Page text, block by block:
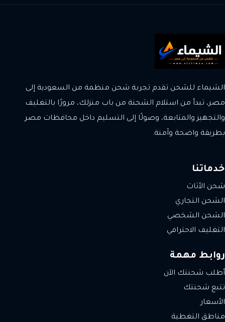
الشيماء للشحن تقدم تجربة شحن منظمة من السعودية إلى
مصر، تبدأ من استلام الشحنة من باب منزلك، مرورًا بالتغليف
والتجهيز والمتابعة، وصولًا إلى التسليم داخل محافظات مصر
بطريقة واضحة وآمنة.
خدماتنا
شحن الأثاث
الشحن التجاري
الشحن الشخصي
التغليف الاحترافي
روابط مهمة
أطلب شحنتك الآن
تتبع شحنتك
الأسعار
مناطق التغطية